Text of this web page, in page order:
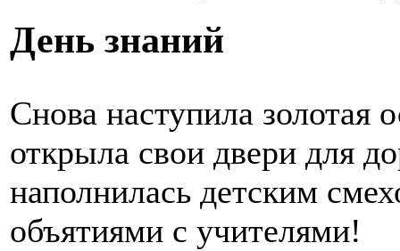
День знаний
Снова наступила золотая
открыла свои двери для
наполнилась детским
объятиями с учителями!